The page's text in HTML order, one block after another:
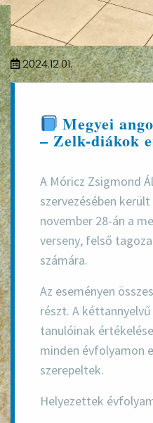
2024.12.01.
Megyei
– Zelk-diákok
A Móricz Zsigmond
szervezésében
november 28-án a
verseny, felső
számára.
Az eseményen
részt. A
tanulóinak
minden évfolyamon
szerepeltek.
Helyezettek